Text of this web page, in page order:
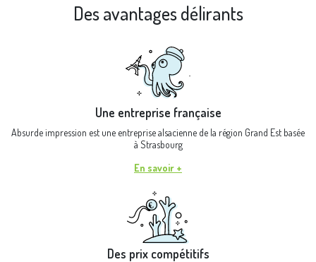
Des avantages délirants
Une entreprise française
Absurde impression est une entreprise alsacienne de la région Grand Est basée
à Strasbourg
En savoir +
Des prix compétitifs